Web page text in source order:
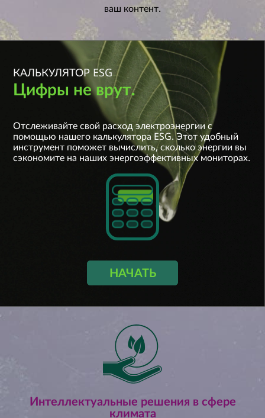
ваш контент.
КАЛЬКУЛЯТОР ESG
Цифры не врут.
Отслеживайте свой расход электроэнергии с
помощью нашего калькулятора ESG. Этот удобный
инструмент поможет вычислить, сколько энергии вы
сэкономите на наших энергоэффективных мониторах.
НАЧАТЬ
Выберите страну/регион:
Выберите вариант
Название модели
Размер/частота обновления
Количество мониторов
Срок использования (год)
Выберите вариант
лет в
Общая сумма экономии энергии:
Процент снижения годовой
энергопотребления:
Общая сумма экономии на электроэнергии:
Интеллектуальные решения в сфере
климата